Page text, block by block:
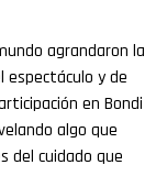
agrandaron la
espectáculo y de
en Bondi
algo que
del cuidado que